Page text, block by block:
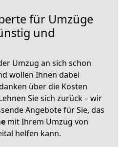
für Umzüge
und
Umzug an sich schon
wollen Ihnen dabei
über die Kosten
Sie sich zurück – wir
Angebote für Sie, das
mit Ihrem Umzug von
helfen kann.